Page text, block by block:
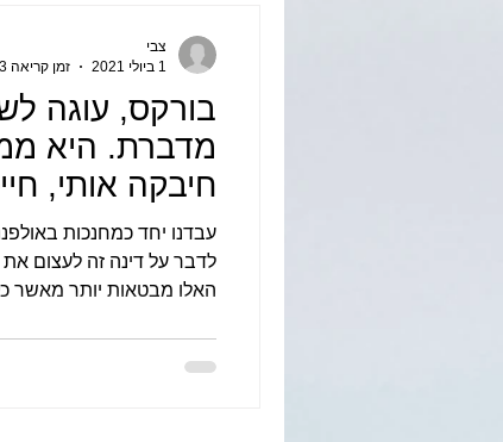
בורקס, עוגה
מדברת. היא
חיבקה אותי,
וחיוך וזה הכל.
עבדנו יחד כמחנכות
לדבר על דינה זה לעצום את
האלו מבטאות יותר מאשר
צבי
1 ביולי 2021
זמן קריאה 3 דקות